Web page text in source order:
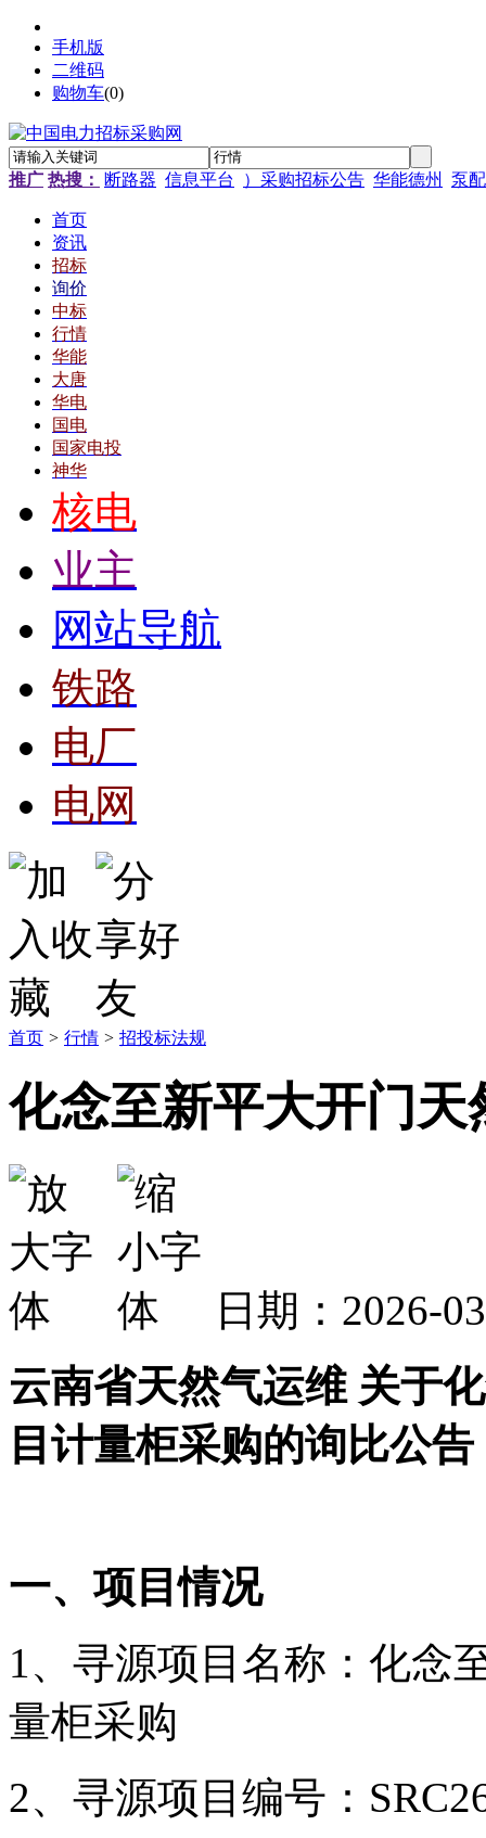
手机版
二维码
购物车(0)
推广 热搜： 断路器 信息平台 ）采购招标公告 华能德州 泵
首页
资讯
招标
询价
中标
行情
华能
大唐
华电
国电
国家电投
神华
核电
业主
网站导航
铁路
电厂
电网
首页 > 行情 > 招投标法规
化念至新平大开门
日期：2026-
云南省天然气运维 关于
目计量柜采购的询比公告
一、项目情况
1、寻源项目名称：化念
量柜采购
2、寻源项目编号：